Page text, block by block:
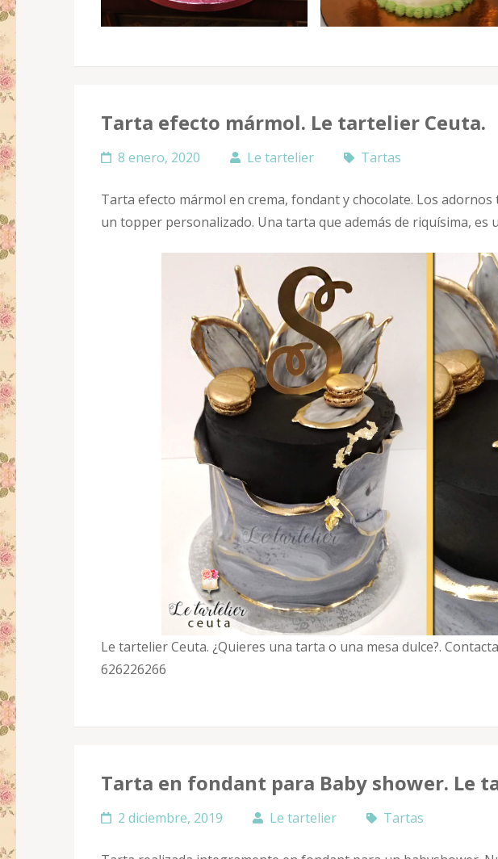
Tarta efecto mármol. Le tartelier Ceuta.
8 enero, 2020 Le tartelier Tartas
Tarta efecto mármol en crema, fondant y chocolate. Los
un topper personalizado. Una tarta que además de riquísima, es
Le tartelier Ceuta. ¿Quieres una tarta o una mesa dulce?.
626226266
Tarta en fondant para Baby shower. Le
2 diciembre, 2019 Le tartelier Tartas